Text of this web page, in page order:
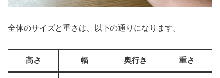
全体のサイズと重さは、以下の通りになります。
高さ 幅 奥行き 重さ